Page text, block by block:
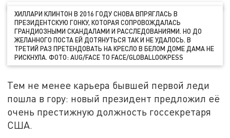
ХИЛЛАРИ КЛИНТОН В 2016 ГОДУ СНОВА ВПРЯГЛАСЬ В
ПРЕЗИДЕНТСКУЮ ГОНКУ, КОТОРАЯ СОПРОВОЖДАЛАСЬ
ГРАНДИОЗНЫМИ СКАНДАЛАМИ И РАССЛЕДОВАНИЯМИ. НО ДО
ЖЕЛАННОГО ПОСТА ЕЙ ДОТЯНУТЬСЯ ТАК И НЕ УДАЛОСЬ. В
ТРЕТИЙ РАЗ ПРЕТЕНДОВАТЬ НА КРЕСЛО В БЕЛОМ ДОМЕ ДАМА НЕ
РИСКНУЛА. ФОТО: AUG/FACE TO FACE/GLOBALLOOKPESS
Тем не менее карьера бывшей первой леди
пошла в гору: новый президент предложил её
очень престижную должность госсекретаря
США.